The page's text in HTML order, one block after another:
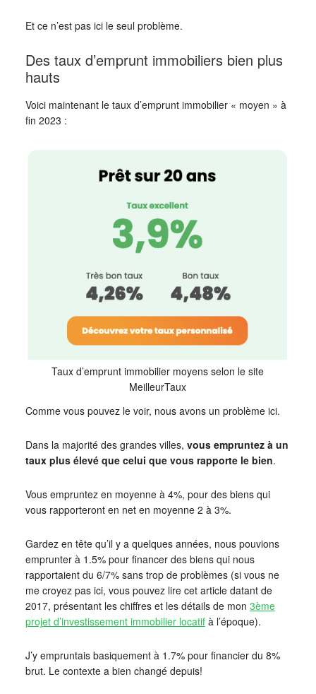
Et ce n’est pas ici le seul problème.
Des taux d’emprunt immobiliers bien plus
hauts
Voici maintenant le taux d’emprunt immobilier « moyen » à
fin 2023 :
Taux d’emprunt immobilier moyens selon le site
MeilleurTaux
Comme vous pouvez le voir, nous avons un problème ici.
Dans la majorité des grandes villes, vous empruntez à un
taux plus élevé que celui que vous rapporte le bien.
Vous empruntez en moyenne à 4%, pour des biens qui
vous rapporteront en net en moyenne 2 à 3%.
Gardez en tête qu’il y a quelques années, nous pouvions
emprunter à 1.5% pour financer des biens qui nous
rapportaient du 6/7% sans trop de problèmes (si vous ne
me croyez pas ici, vous pouvez lire cet article datant de
2017, présentant les chiffres et les détails de mon 3ème
projet d’investissement immobilier locatifà l’époque).
J’y empruntais basiquement à 1.7% pour financier du 8%
brut. Le contexte a bien changé depuis!